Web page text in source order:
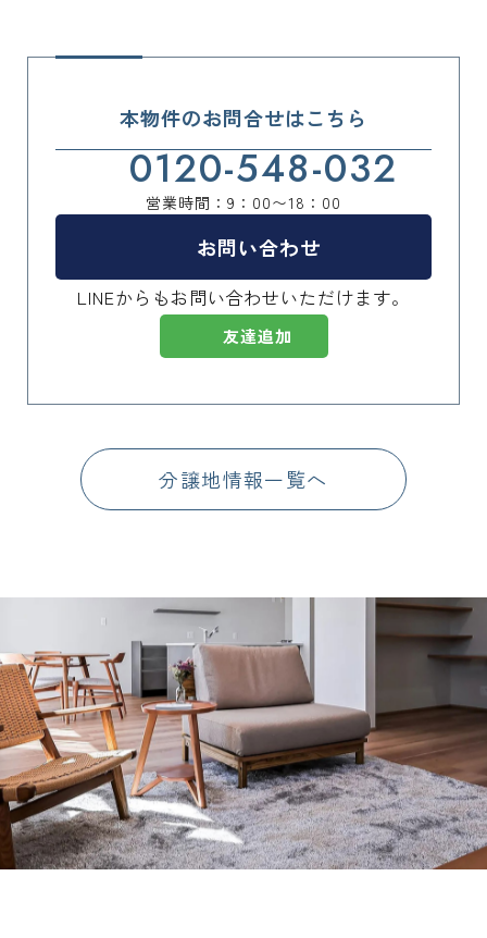
本物件のお問合せはこちら
0120-548-032
営業時間：9：00〜18：00
お問い合わせ
LINEからもお問い合わせいただけます。
友達追加
分譲地情報一覧へ